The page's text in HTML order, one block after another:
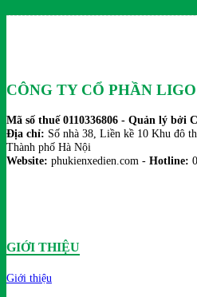
CÔNG TY CỔ PHẦN LIGO
Mã số thuế 0110336806 - Quản lý bởi
Địa chỉ: Số nhà 38, Liền kề 10 Khu đô
Thành phố Hà Nội
Website: phukienxedien.com - Hotline:
GIỚI THIỆU
Giới thiệu